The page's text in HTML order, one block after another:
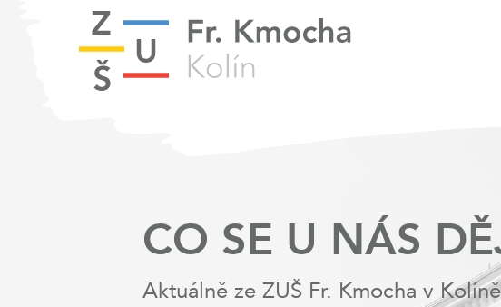
CO SE U NÁS
Aktuálně ze ZUŠ Fr. Kmocha v Kolíně